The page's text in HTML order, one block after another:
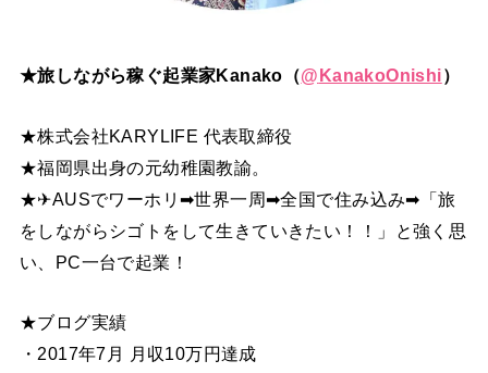
★旅しながら稼ぐ起業家Kanako（@KanakoOnishi）
★株式会社KARYLIFE 代表取締役
★福岡県出身の元幼稚園教諭。
★✈AUSでワーホリ➡世界一周➡全国で住み込み➡「旅
をしながらシゴトをして生きていきたい！！」と強く思
い、PC一台で起業！
★ブログ実績
・2017年7月 月収10万円達成